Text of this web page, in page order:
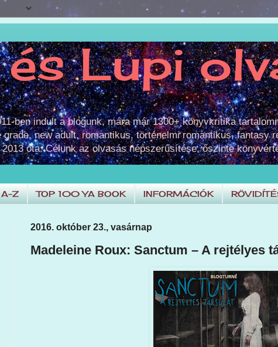
Lupi
ben indult a blogunk, mára már 1300+ könyvkritika
new adult, romantikus, történelmi romantikus,
óta. Célunk az olvasás népszerűsítése, őszinte
A-Z TOP 100 YA BOOK INFORMÁCIÓK
2016. október 23., vasárnap
Madeleine Roux: Sanctum ​– A rejtélyes